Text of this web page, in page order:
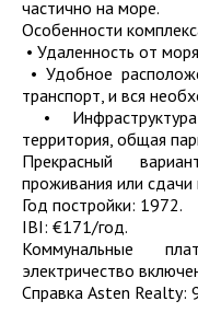
частично на море.
Особенности
• Удаленность от
• Удобное
транспорт, и вся
•
территория, общая
Прекрасный
проживания или сдачи
Год постройки: 1972.
IBI: €171/год.
Коммунальные
электричество
Справка Asten Realty: